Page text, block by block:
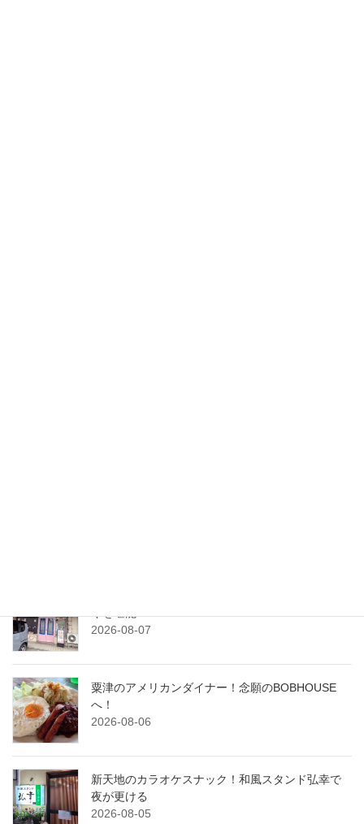
2026-08-07
粟津のアメリカンダイナー！念願のBOBHOUSE
へ！
2026-08-06
新天地のカラオケスナック！和風スタンド弘幸で
夜が更ける
2026-08-05